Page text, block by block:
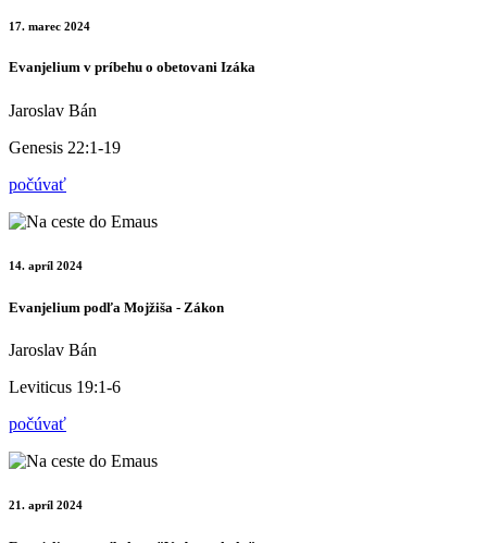
17. marec 2024
Evanjelium v príbehu o obetovani Izáka
Jaroslav Bán
Genesis 22:1-19
počúvať
14. apríl 2024
Evanjelium podľa Mojžiša - Zákon
Jaroslav Bán
Leviticus 19:1-6
počúvať
21. apríl 2024